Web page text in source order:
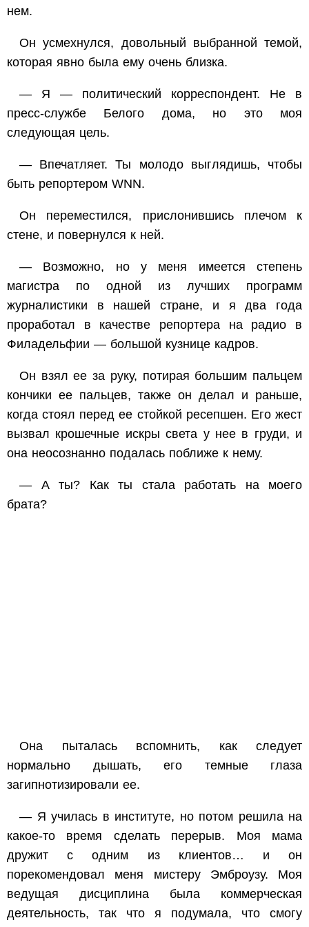
нем.
Он усмехнулся, довольный выбранной темой,
которая явно была ему очень близка.
— Я — политический корреспондент. Не в
пресс-службе Белого дома, но это моя
следующая цель.
— Впечатляет. Ты молодо выглядишь, чтобы
быть репортером WNN.
Он переместился, прислонившись плечом к
стене, и повернулся к ней.
— Возможно, но у меня имеется степень
магистра по одной из лучших программ
журналистики в нашей стране, и я два года
проработал в качестве репортера на радио в
Филадельфии — большой кузнице кадров.
Он взял ее за руку, потирая большим пальцем
кончики ее пальцев, также он делал и раньше,
когда стоял перед ее стойкой ресепшен. Его жест
вызвал крошечные искры света у нее в груди, и
она неосознанно подалась поближе к нему.
— А ты? Как ты стала работать на моего
брата?
Она пыталась вспомнить, как следует
нормально дышать, его темные глаза
загипнотизировали ее.
— Я училась в институте, но потом решила на
какое-то время сделать перерыв. Моя мама
дружит с одним из клиентов… и он
порекомендовал меня мистеру Эмброузу. Моя
ведущая дисциплина была коммерческая
деятельность, так что я подумала, что смогу